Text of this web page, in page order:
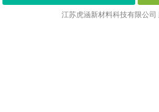
江苏虎涵新材料科技有限公司